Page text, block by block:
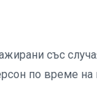
със
по време